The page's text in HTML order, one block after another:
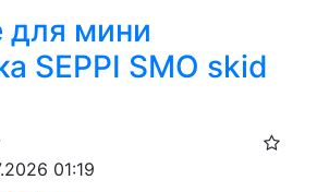
для мини
SEPPI SMO skid
01:19